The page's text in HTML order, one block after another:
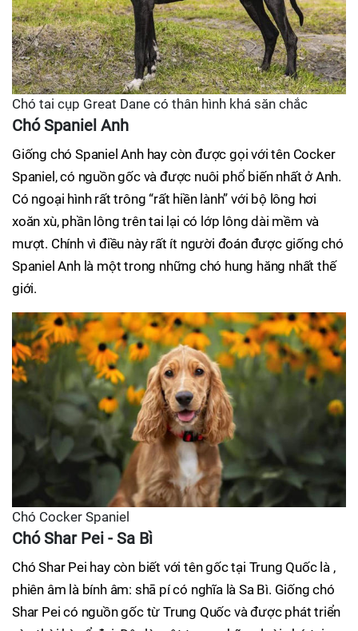
Chó tai cụp Great Dane có thân hình khá săn chắc
Chó Spaniel Anh
Giống chó Spaniel Anh hay còn được gọi với tên Cocker
Spaniel, có nguồn gốc và được nuôi phổ biến nhất ở Anh.
Có ngoại hình rất trông “rất hiền lành” với bộ lông hơi
xoăn xù, phần lông trên tai lại có lớp lông dài mềm và
mượt. Chính vì điều này rất ít người đoán được giống chó
Spaniel Anh là một trong những chó hung hăng nhất thế
giới.
Chó Cocker Spaniel
Chó Shar Pei - Sa Bì
Chó Shar Pei hay còn biết với tên gốc tại Trung Quốc là ,
phiên âm là bính âm: shā pí có nghĩa là Sa Bì. Giống chó
Shar Pei có nguồn gốc từ Trung Quốc và được phát triển